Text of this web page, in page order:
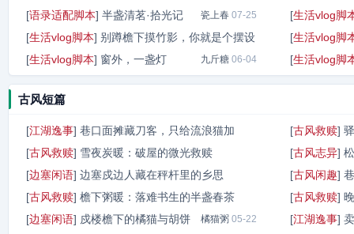
[语录适配脚本] 半盏清茗·拾光记 瓷上春 07-25
[生活vlog脚本] 别蹲檐下摸竹影，你就是个摆设
晚潮听竹 07-23
[生活vlog脚本] 窗外，一盏灯 九斤糖 06-04
[生活vlog脚
[生活vlog脚
[生活vlog脚
古风短篇
[江湖逸事] 巷口面摊藏刀客，只给流浪猫加
笋尖炒辣
[古风救赎] 雪夜炭暖：破屋的微光救赎
糖炒炭
[边塞闲语] 边塞戍边人藏在秤杆里的乡思
铁瓷老灯05-22
[古风救赎] 檐下粥暖：落难书生的半盏春茶
甜粥记 05-22
[边塞闲语] 戍楼檐下的橘猫与胡饼 橘猫粥 05-22
[古风救赎]
[古风志异]
[古风闲趣]
[古风救赎]
[江湖逸事]